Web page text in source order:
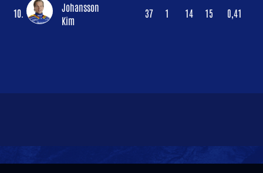
10.
Johansson
Kim
37 1 14 15 0,41